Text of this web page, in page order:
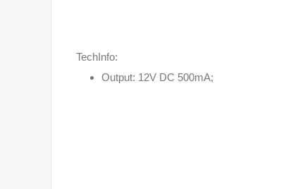
TechInfo:
Output: 12V DC 500mA;